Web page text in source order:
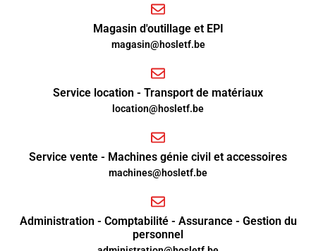
Magasin d'outillage et EPI
magasin@hosletf.be
Service location - Transport de matériaux
location@hosletf.be
Service vente - Machines génie civil et accessoires
machines@hosletf.be
Administration - Comptabilité - Assurance - Gestion du
personnel